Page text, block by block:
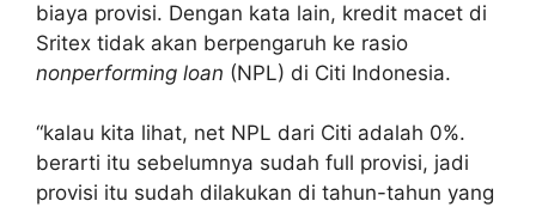
biaya provisi. Dengan kata lain, kredit macet di
Sritex tidak akan berpengaruh ke rasio
nonperforming loan (NPL) di Citi Indonesia.
“kalau kita lihat, net NPL dari Citi adalah 0%.
berarti itu sebelumnya sudah full provisi, jadi
provisi itu sudah dilakukan di tahun-tahun yang